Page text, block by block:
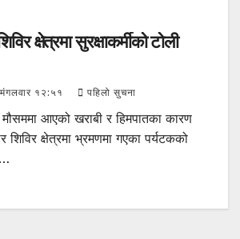
क्षेत्रमा सुरक्षाकर्मीको टोली
१२:५१ पहिलो सुचना
आएको खराबी र हिमपातका कारण
क्षेत्रमा भ्रमणमा गएका पर्यटकको